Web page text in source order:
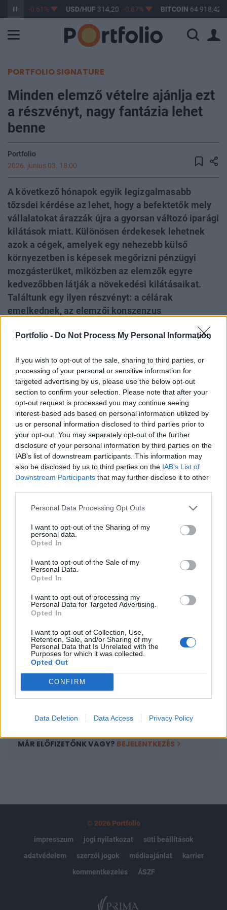
Portfolio - Do Not Process My Personal Information
If you wish to opt-out of the sale, sharing to third parties, or
processing of your personal or sensitive information for
targeted advertising by us, please use the below opt-out
section to confirm your selection. Please note that after your
opt-out request is processed you may continue seeing
interest-based ads based on personal information utilized by
us or personal information disclosed to third parties prior to
your opt-out. You may separately opt-out of the further
disclosure of your personal information by third parties on the
IAB’s list of downstream participants. This information may
also be disclosed by us to third parties on the IAB’s List of
Downstream Participants that may further disclose it to other
Personal Data Processing Opt Outs
I want to opt-out of the Sharing of my
personal data.
Opted In
I want to opt-out of the Sale of my
Personal Data.
Opted In
I want to opt-out of processing my
Personal Data for Targeted Advertising.
Opted In
I want to opt-out of Collection, Use,
Retention, Sale, and/or Sharing of my
Personal Data that Is Unrelated with the
Purposes for which it was collected.
Opted Out
CONFIRM
Data Deletion Data Access Privacy Policy
363,17 -0,61% USD/HUF314,20 -0,87% BITCOIN64 918,42
PORTFOLIO SIGNATURE
Minden elemző vételre ajánlja ezt
a részvényt, nagy fantázia lehet
benne
Portfolio
2026. június 03. 18:00
A következő hónapok egyik legizgalmasabb
tőzsdei kérdése az lehet, hogy a befektetők mely
vállalatokat árazzák újra a gyorsan változó iparági
kilátások miatt. Különösen érdekesek lehetnek
azok a cégek, amelyek egy nehezebb külső
környezetben is képesek megőrizni pénzügyi
mozgásterüket, miközben az elemzők egyre
kedvezőbben látják a növekedési kilátásaikat.
Találtunk egy ilyen részvényt: a célárak
emelkednek, az elemzői konszenzus
várakozások alapján jelentős felértékelődési
A következő hónapok egyik legérdekesebb kérdése
az lehet a tőzsdéken, hogy a piac mely vállalatokat
kezdi el újraárazni a nagyon gyorsan változó iparági
kilátások miatt.
Találtunk egy részvényt, amelynél
az elemzők
éppen most léptek, a célárak emelkednek, az
elemzői konszenzus pedig egyértelmű: vétel.
Mostani elemzésünkben ezt a papírt nézzük meg
A szóban forgó részvény nem más, mint
SIGNATURE PRO-VAL EZT A CIKKET IS EL
TUDNÁD OLVASNI!
Ez a cikk folytatódik, de csak Portfolio Signature
előfizetéssel olvasható tovább.A Signature PRO
évre is megvásárolható, amelynek díja
az éves előfizetés keretében tehát 10 havi díjért
cserébe 12 havi szolgáltatást kapnak olvasóink.
További információ és csatlakozás az alábbi gombra
kattintva!
MÁR ELŐFIZETŐNK VAGY? BEJELENTKEZÉS
© 2026 Portfolio
impresszum
jogi nyilatkozat
süti beállítások
adatvédelem
szerzői jogok médiaajánlat
karrier
kommentkezelés
ÁSZF